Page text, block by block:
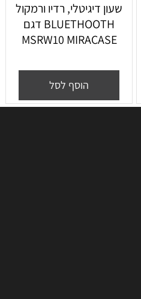
שעון דיגיטלי, רדיו ורמקול
BLUETHOOTH דגם
MSRW10 MIRACASE
הוסף לסל